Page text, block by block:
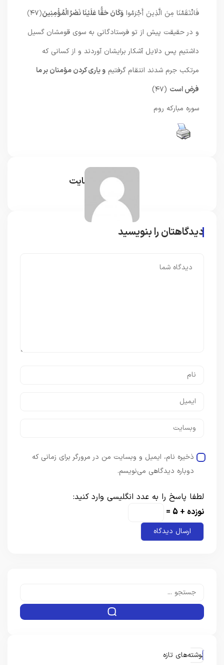
فَانْتَقَمْنَا مِنَ الَّذِينَ أَجْرَمُوا وَكَانَ حَقًّا عَلَيْنَا نَصْرُ الْمُؤْمِنِينَ﴿۴۷﴾
و در حقيقت پيش از تو فرستادگانى به سوى قومشان گسيل
داشتيم پس دلايل آشكار برايشان آوردند و از كسانى كه
مرتكب جرم شدند انتقام گرفتيم و يارى‏ كردن مؤمنان بر ما
فرض است (۴۷)
سوره مبارکه روم
مدیر سایت
دیدگاهتان را بنویسید
ذخیره نام، ایمیل و وبسایت من در مرورگر برای زمانی که
دوباره دیدگاهی می‌نویسم.
لطفا پاسخ را به عدد انگلیسی وارد کنید:
نوزده + 5 =
نوشته‌های تازه